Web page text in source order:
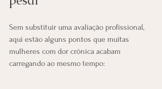
Sem substituir uma avaliação profissional,
aqui estão alguns pontos que muitas
mulheres com dor crônica acabam
carregando ao mesmo tempo: